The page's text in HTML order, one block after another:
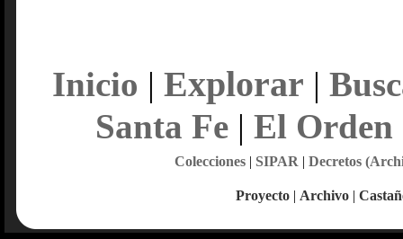
Inicio | Explorar |
Santa Fe| El Orden
Colecciones| SIPAR | Decretos
Proyecto | Archivo |